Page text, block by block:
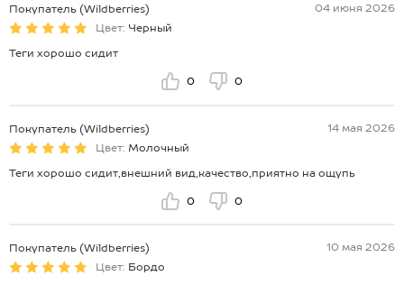
Покупатель (Wildberries)
04 июня 2026
Цвет: Черный
Теги хорошо сидит
0 0
Покупатель (Wildberries)
14 мая 2026
Цвет: Молочный
Теги хорошо сидит,внешний вид,качество,приятно на ощупь
0 0
Покупатель (Wildberries)
10 мая 2026
Цвет: Бордо